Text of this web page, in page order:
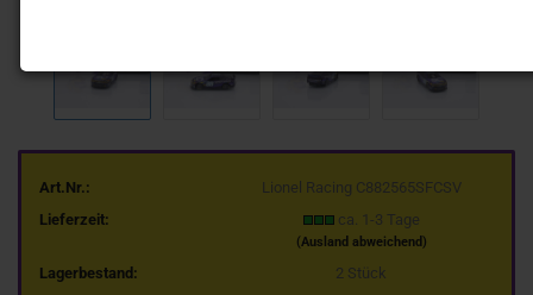
Art.Nr.:
Lionel Racing C882565SFCSV
Lieferzeit:
ca. 1-3 Tage
(Ausland abweichend)
Lagerbestand: 2 Stück